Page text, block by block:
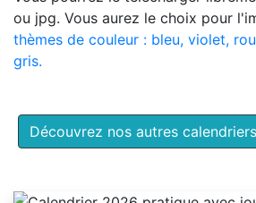
ou jpg. Vous aurez le choix pour
thèmes de couleur : bleu, violet,
gris.
Découvrez nos autres